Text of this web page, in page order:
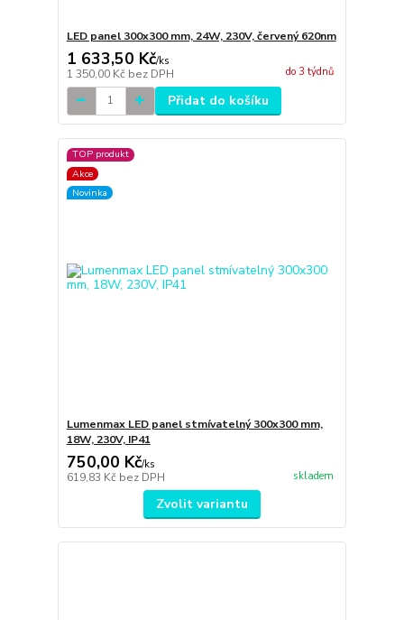
LED panel 300x300 mm, 24W, 230V, červený 620nm
1 633,50 Kč/ks
1 350,00 Kč bez DPH do 3 týdnů
Přidat do košíku
TOP produkt
Akce
Novinka
Lumenmax LED panel stmívatelný 300x300 mm,
18W, 230V, IP41
750,00 Kč/ks
619,83 Kč bez DPH skladem
Zvolit variantu